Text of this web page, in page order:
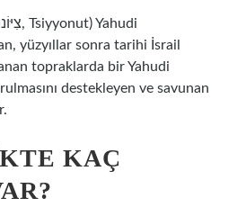
yüzyıllar sonra tarihi İsrail
topraklarda bir Yahudi
destekleyen ve savunan
KAÇ